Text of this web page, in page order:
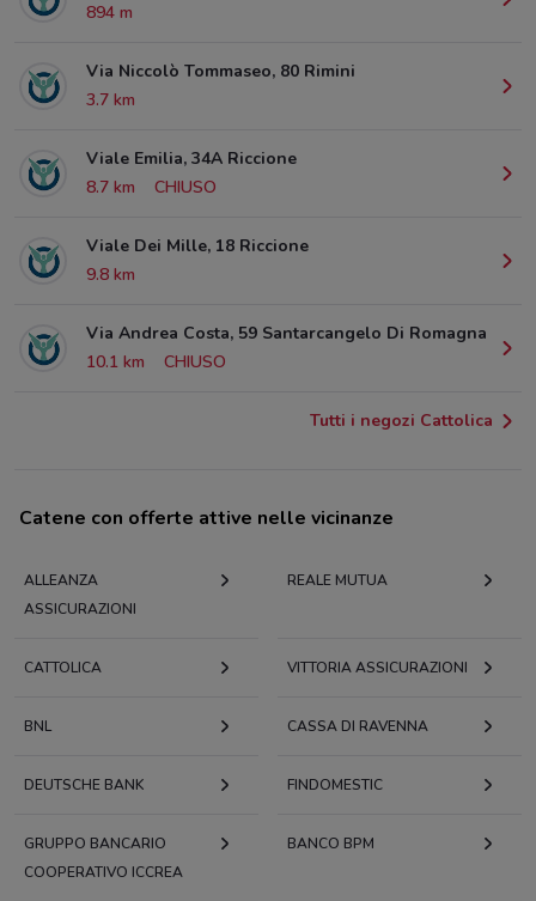
894 m
Via Niccolò Tommaseo, 80 Rimini
3.7 km
Viale Emilia, 34A Riccione
8.7 km
CHIUSO
Viale Dei Mille, 18 Riccione
9.8 km
Via Andrea Costa, 59 Santarcangelo Di Romagna
10.1 km
CHIUSO
Tutti i negozi Cattolica
Catene con offerte attive nelle vicinanze
ALLEANZA
ASSICURAZIONI
REALE MUTUA
CATTOLICA VITTORIA ASSICURAZIONI
BNL CASSA DI RAVENNA
DEUTSCHE BANK FINDOMESTIC
GRUPPO BANCARIO
COOPERATIVO ICCREA
BANCO BPM